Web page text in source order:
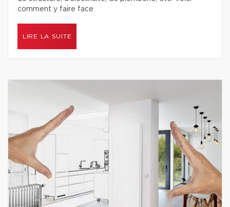
comment y faire face.
LIRE LA SUITE